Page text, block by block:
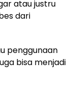
atau justru
dari
penggunaan
bisa menjadi